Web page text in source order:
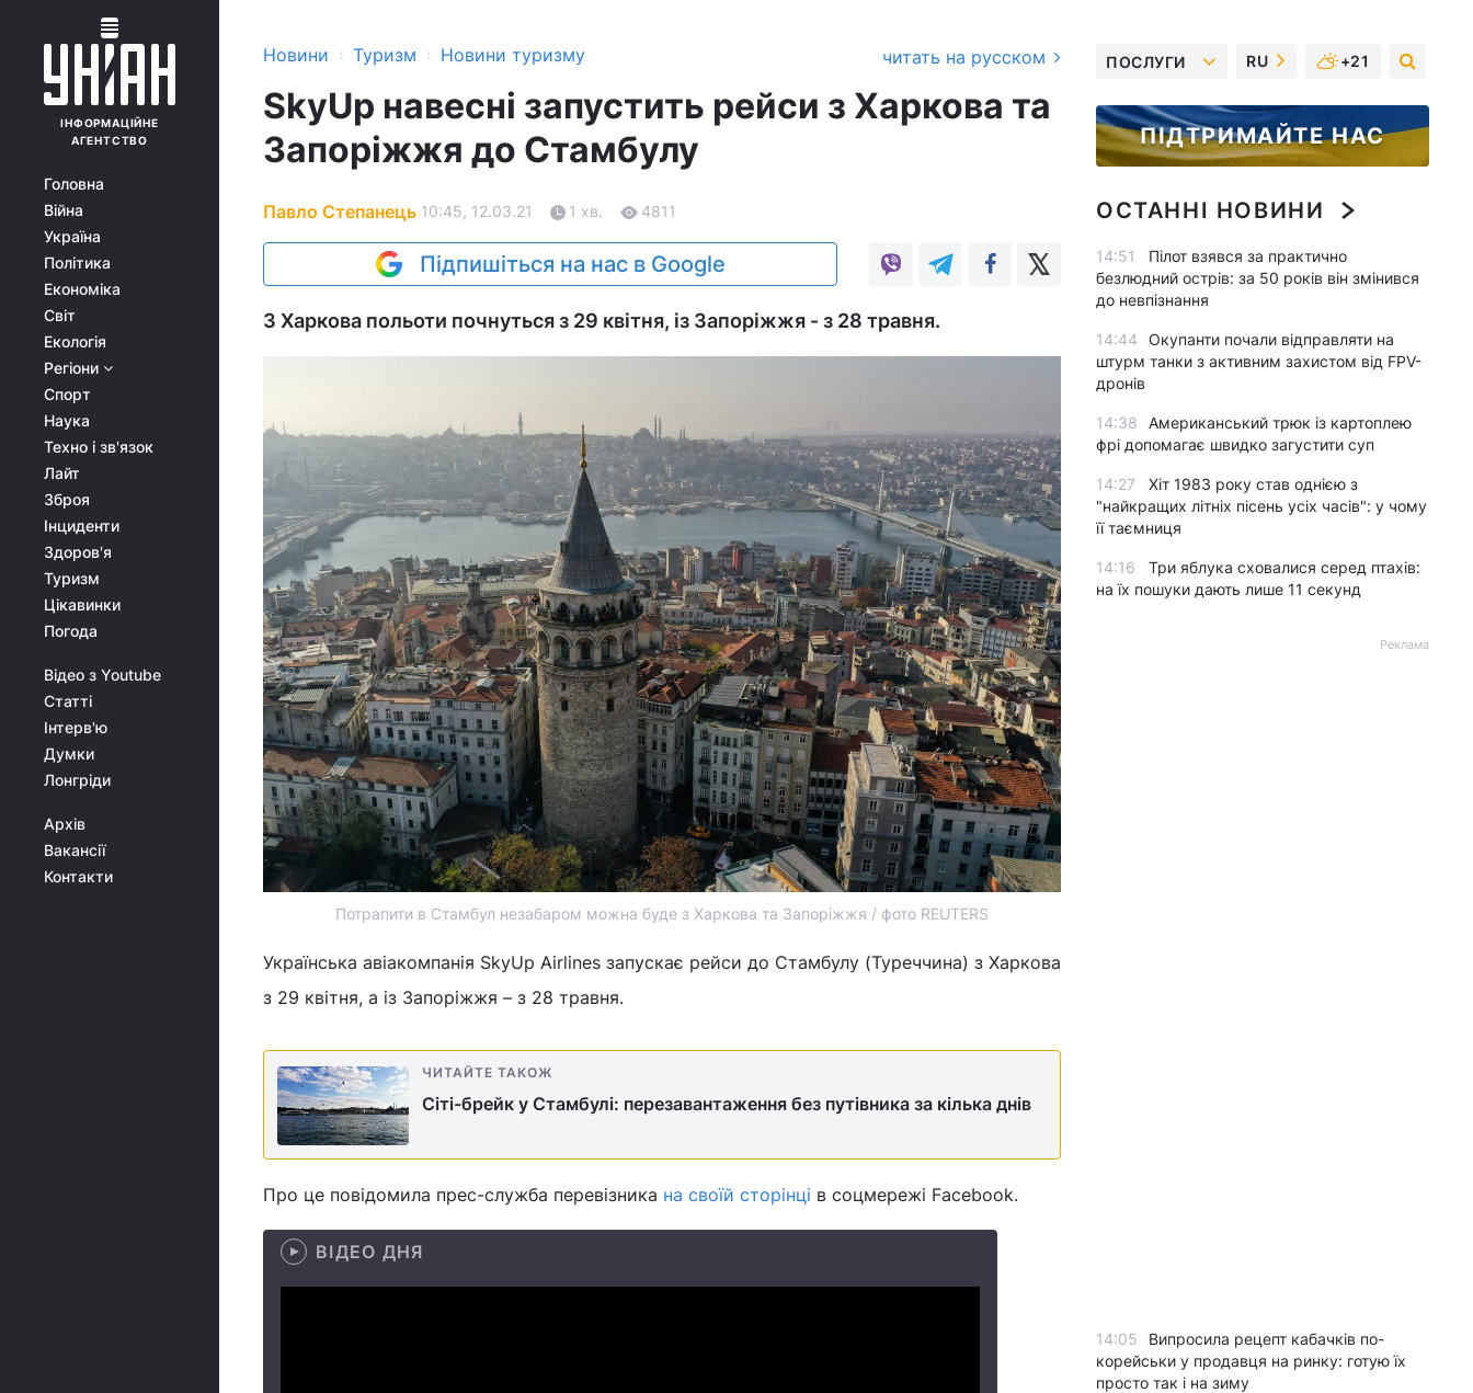
ІНФОРМАЦІЙНЕ
АГЕНТСТВО
Головна
Війна
Україна
Політика
Економіка
Світ
Екологія
Регіони
Спорт
Наука
Техно і зв'язок
Лайт
Зброя
Інциденти
Здоров'я
Туризм
Цікавинки
Погода
Відео з Youtube
Статті
Інтерв'ю
Думки
Лонгріди
Архів
Вакансії
Контакти
Новини › Туризм › Новини туризму читать на русском
SkyUp навесні запустить рейси з Харкова та
Запоріжжя до Стамбулу
Павло Степанець 10:45, 12.03.21 1 хв. 4811
Підпишіться на нас в Google
З Харкова польоти почнуться з 29 квітня, із Запоріжжя - з 28 травня.
Потрапити в Стамбул незабаром можна буде з Харкова та Запоріжжя / фото REUTERS
Українська авіакомпанія SkyUp Airlines запускає рейси до Стамбулу (Туреччина) з Харкова
з 29 квітня, а із Запоріжжя – з 28 травня.
ЧИТАЙТЕ ТАКОЖ
Сіті-брейк у Стамбулі: перезавантаження без путівника за кілька днів
Про це повідомила прес-служба перевізника на своїй сторінці в соцмережі Facebook.
ВІДЕО ДНЯ
ПОСЛУГИ RU +21
ПІДТРИМАЙТЕ НАС
ОСТАННІ НОВИНИ
14:51
Пілот взявся за практично
безлюдний острів: за 50 років він змінився
до невпізнання
14:44
Окупанти почали відправляти на
штурм танки з активним захистом від FPV-
дронів
14:38
Американський трюк із картоплею
фрі допомагає швидко загустити суп
14:27
Хіт 1983 року став однією з
"найкращих літніх пісень усіх часів": у чому
її таємниця
14:16
Три яблука сховалися серед птахів:
на їх пошуки дають лише 11 секунд
Реклама
14:05
Випросила рецепт кабачків по-
корейськи у продавця на ринку: готую їх
просто так і на зиму